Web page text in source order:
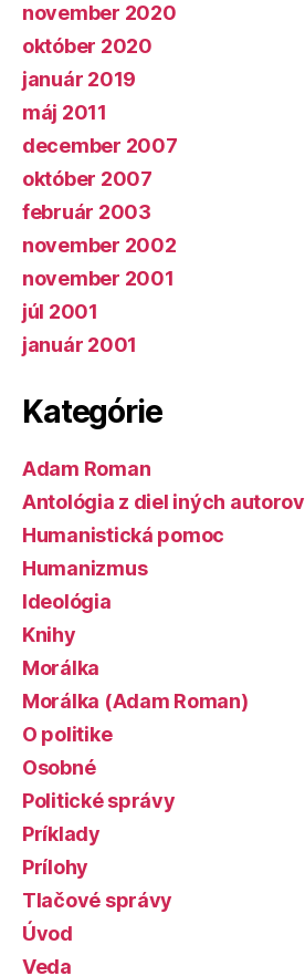
november 2020
október 2020
január 2019
máj 2011
december 2007
október 2007
február 2003
november 2002
november 2001
júl 2001
január 2001
Kategórie
Adam Roman
Antológia z diel iných autorov
Humanistická pomoc
Humanizmus
Ideológia
Knihy
Morálka
Morálka (Adam Roman)
O politike
Osobné
Politické správy
Príklady
Prílohy
Tlačové správy
Úvod
Veda